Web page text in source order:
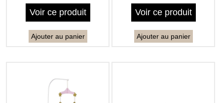
Voir ce produit
Ajouter au panier
Voir ce produit
Ajouter au panier